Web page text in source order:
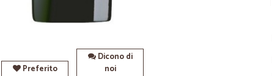
Preferito
Dicono di
noi